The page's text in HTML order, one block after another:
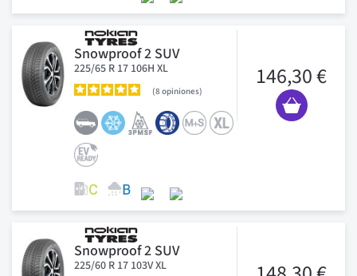
Snowproof 2 SUV
225/65 R 17 106H XL
8 opiniones
146,30 €
Snowproof 2 SUV
225/60 R 17 103V XL